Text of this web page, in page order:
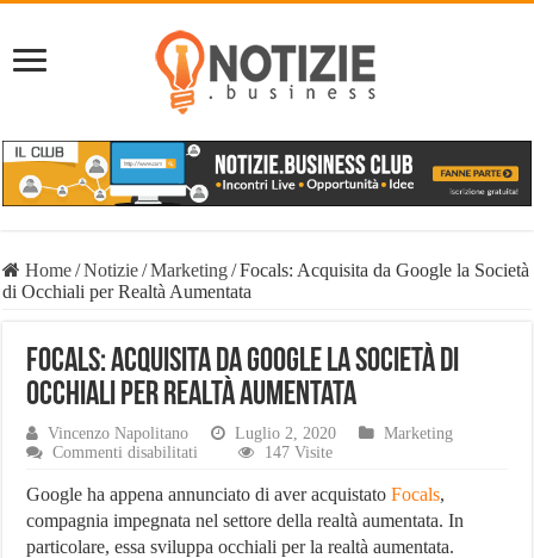
Home/Notizie/Marketing/Focals: Acquisita da Google la Società
di Occhiali per Realtà Aumentata
Focals: Acquisita da Google la Società di
Occhiali per Realtà Aumentata
Vincenzo Napolitano Luglio 2, 2020
Marketing
Commenti disabilitati
Acquisita
Google
la
147 Visite
Google ha appena annunciato di aver acquistatoFocals,
compagnia impegnata nel settore della realtà aumentata. In
particolare, essa sviluppa occhiali per la realtà aumentata.